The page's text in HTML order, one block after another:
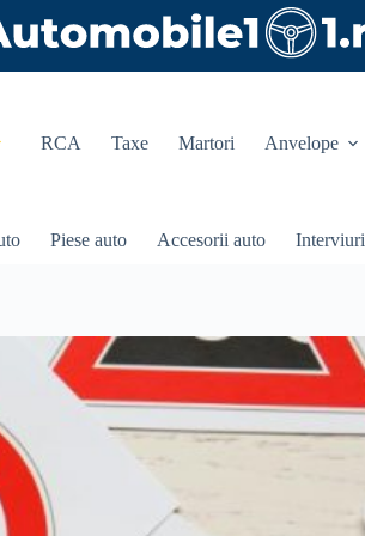
RCA Taxe Martori Anvelope
Piese auto Accesorii auto Interviuri